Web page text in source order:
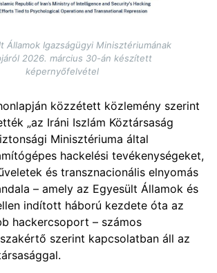
Államok Igazságügyi Minisztériumának
2026. március 30-án készített
képernyőfelvétel
közzétett közlemény szerint
„az Iráni Iszlám Köztársaság
Minisztériuma által
hackelési tevékenységeket,
és transznacionális elnyomás
– amely az Egyesült Államok és
indított háború kezdete óta az
hackercsoport – számos
szerint kapcsolatban áll az